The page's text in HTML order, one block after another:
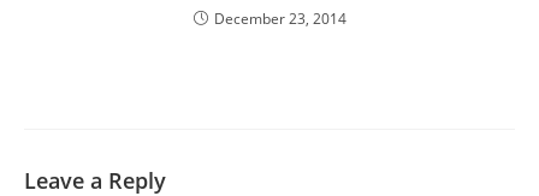
December 23, 2014
Leave a Reply